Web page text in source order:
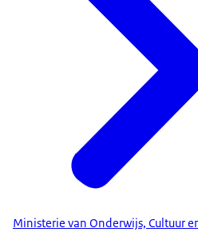
Ministerie van Onderwijs, Cultuur